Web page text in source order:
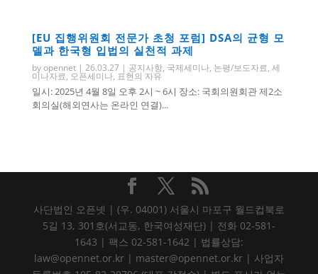
[EU 집행위원회 전문가 초청 포럼] DSA의 균형 모
델과 한국형 입법의 실천적 과제
byopennet| 26.03.27| 공지사항, 국제세미나, 논평/보도자료, 세
미나자료, 오픈세미나, 표현의 자유
일시: 2025년 4월 8일 오후 2시 ~ 6시 장소: 국회의원회관 제2소
회의실(해외연사는 온라인 연결)...
사단법인 오픈넷 | (우. 04001) 서울시 마포구 월드컵북로
5길 13, 301호(서교동, 한국여성재단) | 전화 02-581-
1643 | 팩스 02-581-1642 | 법률상담:
law@opennet.or.kr | master@opennet.or.kr | 사업자